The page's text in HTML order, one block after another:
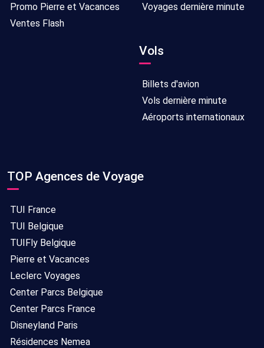
Promo Pierre et Vacances
Ventes Flash
Voyages dernière minute
Vols
Billets d'avion
Vols dernière minute
Aéroports internationaux
TOP Agences de Voyage
TUI France
TUI Belgique
TUIFly Belgique
Pierre et Vacances
Leclerc Voyages
Center Parcs Belgique
Center Parcs France
Disneyland Paris
Résidences Nemea